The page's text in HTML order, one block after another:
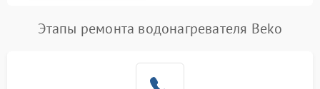
Этапы ремонта водонагревателя Beko